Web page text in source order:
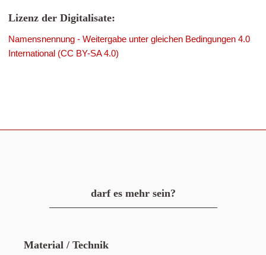
Lizenz der Digitalisate:
Namensnennung - Weitergabe unter gleichen Bedingungen 4.0
International (CC BY-SA 4.0)
darf es mehr sein?
Material / Technik